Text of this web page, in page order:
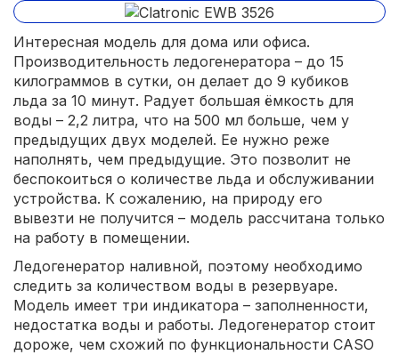
Интересная модель для дома или офиса.
Производительность ледогенератора – до 15
килограммов в сутки, он делает до 9 кубиков
льда за 10 минут. Радует большая ёмкость для
воды – 2,2 литра, что на 500 мл больше, чем у
предыдущих двух моделей. Ее нужно реже
наполнять, чем предыдущие. Это позволит не
беспокоиться о количестве льда и обслуживании
устройства. К сожалению, на природу его
вывезти не получится – модель рассчитана только
на работу в помещении.
Ледогенератор наливной, поэтому необходимо
следить за количеством воды в резервуаре.
Модель имеет три индикатора – заполненности,
недостатка воды и работы. Ледогенератор стоит
дороже, чем схожий по функциональности CASO